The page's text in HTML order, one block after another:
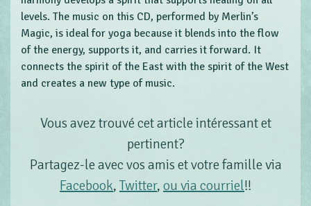
levels. The music on this CD, performed by Merlin’s
Magic, is ideal for yoga because it blends into the flow
of the energy, supports it, and carries it forward. It
connects the spirit of the East with the spirit of the West
and creates a new type of music.
Vous avez trouvé cet article intéressant et
pertinent?
Partagez-le avec vos amis et votre famille via
Facebook, Twitter, ou via courriel!!